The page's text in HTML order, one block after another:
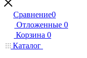
Сравнение0
Отложенные 0
Корзина 0
Каталог